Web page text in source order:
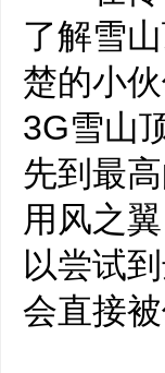
了解雪
楚的小
3G雪山
先到最
用风之
以尝试
会直接